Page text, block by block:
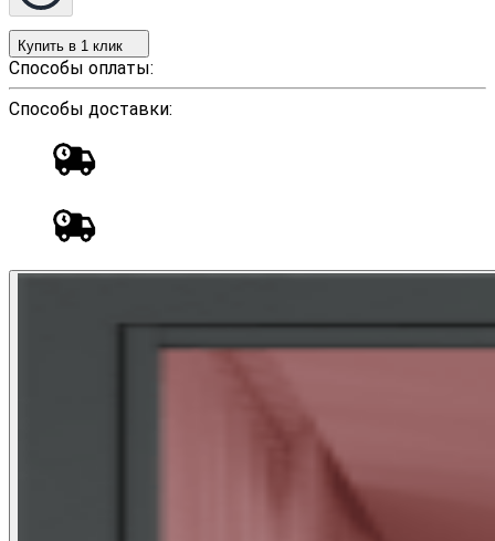
Купить в 1 клик
Способы оплаты:
Способы доставки: